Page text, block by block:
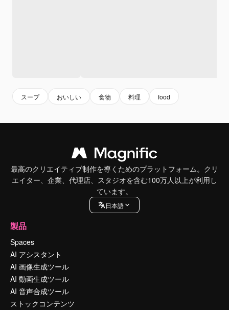
スープ おいしい 食物 料理 food
最高のクリエイティブ制作を導くためのプラットフォーム。クリ
エイター、企業、代理店、スタジオを含む100万人以上が利用し
ています。
日本語
製品
Spaces
AI アシスタント
AI 画像生成ツール
AI 動画生成ツール
AI 音声合成ツール
ストックコンテンツ